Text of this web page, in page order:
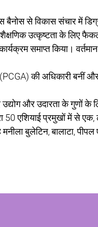
बैनोस से विकास संचार में
उत्कृष्टता के लिए
समाप्त किया।
की अधिकारी बनीं
उद्योग और उदारता के गुणों
50 एशियाई प्रमुखों में से
बुलेटिन, बालाटा,